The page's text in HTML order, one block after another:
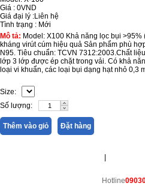
Giá : 0VND
Giá đại lý :Liên hệ
Tình trạng : Mới
Mô tả: Model: X100 Khả năng lọc bụi >95%
kháng virút cúm hiệu quả Sản phẩm phù
N95. Tiêu chuẩn: TCVN 7312:2003.Chất
lớp 3 lớp được ép chặt trong vải. Có khả
loại vi khuẩn, các loại bụi dạng hạt nhỏ 0,3
Size:
Số lượng:
Thêm vào giỏ Đặt hàng
Hotline